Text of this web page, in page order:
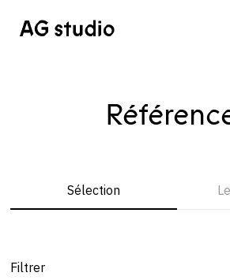
Sélection
Filtrer